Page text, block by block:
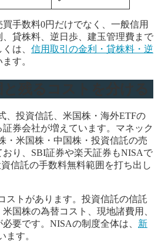
手数料0円だけでなく、一般信用
貸株料、逆日歩、建玉管理費まで
は、 信用取引の金利・貸株料・逆
す。
、投資信託、米国株・海外ETFの
券会社が増えています。マネック
・米国株・中国株・投資信託の売
り、SBI証券や楽天証券もNISAで
信託の手数料無料範囲を打ち出し
ストがあります。投資信託の信託
国株の為替コスト、現地諸費用、
要です。NISAの制度全体は、 新
ます。